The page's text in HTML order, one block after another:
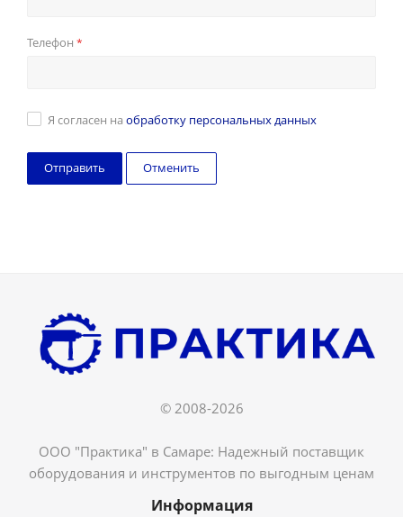
Телефон *
Я согласен на обработку персональных данных
Отменить
© 2008-2026
ООО "Практика" в Самаре: Надежный поставщик
оборудования и инструментов по выгодным ценам
Информация